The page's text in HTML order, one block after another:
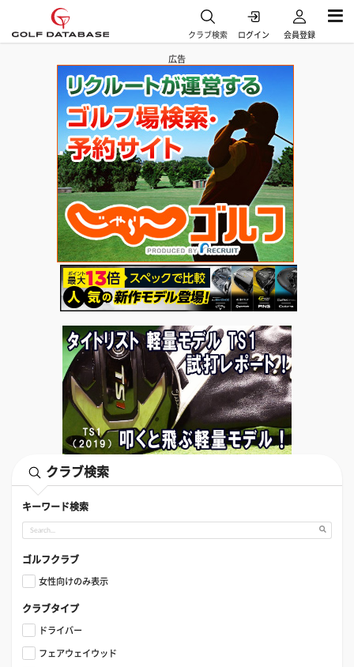
クラブ検索 ログイン 会員登録
広告
クラブ検索
キーワード検索
ゴルフクラブ
女性向けのみ表示
クラブタイプ
ドライバー
フェアウェイウッド